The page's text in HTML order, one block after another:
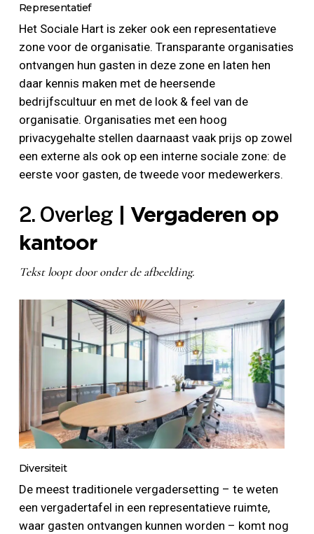
Representatief
Het Sociale Hart is zeker ook een representatieve
zone voor de organisatie. Transparante organisaties
ontvangen hun gasten in deze zone en laten hen
daar kennis maken met de heersende
bedrijfscultuur en met de look & feel van de
organisatie. Organisaties met een hoog
privacygehalte stellen daarnaast vaak prijs op zowel
een externe als ook op een interne sociale zone: de
eerste voor gasten, de tweede voor medewerkers.
2. Overleg| Vergaderen op
kantoor
Tekst loopt door onder de afbeelding.
Diversiteit
De meest traditionele vergadersetting – te weten
een vergadertafel in een representatieve ruimte,
waar gasten ontvangen kunnen worden – komt nog